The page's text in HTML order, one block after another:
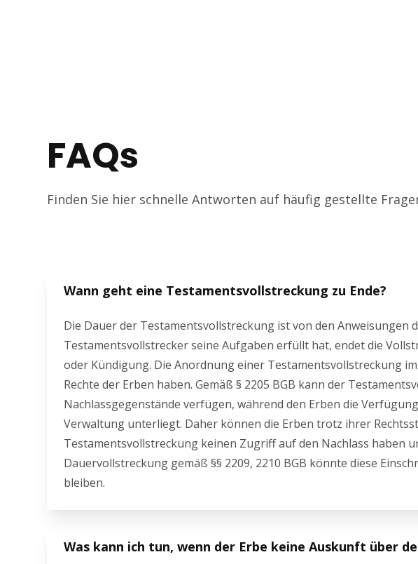
FAQs
Finden Sie hier schnelle Antworten auf häufig gestellte
Wann geht eine Testamentsvollstreckung zu Ende?
Die Dauer der Testamentsvollstreckung ist von den Anweisungen
Testamentsvollstrecker seine Aufgaben erfüllt hat, endet die
oder Kündigung. Die Anordnung einer Testamentsvollstreckung
Rechte der Erben haben. Gemäß § 2205 BGB kann der
Nachlassgegenstände verfügen, während den Erben die
Verwaltung unterliegt. Daher können die Erben trotz ihrer
Testamentsvollstreckung keinen Zugriff auf den Nachlass haben
Dauervollstreckung gemäß §§ 2209, 2210 BGB könnte diese
bleiben.
Was kann ich tun, wenn der Erbe keine Auskunft über